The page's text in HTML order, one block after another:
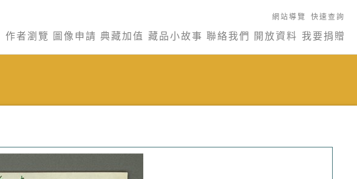
網站導覽 快速查詢
作者瀏覽 圖像申請 典藏加值 藏品小故事 聯絡我們 開放資料 我要捐贈